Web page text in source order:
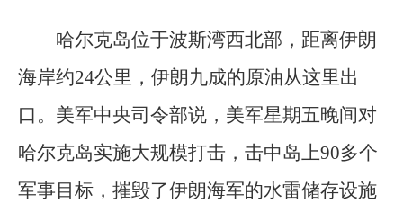
哈尔克岛位于波斯湾西北部，距离伊朗
海岸约24公里，伊朗九成的原油从这里出
口。美军中央司令部说，美军星期五晚间对
哈尔克岛实施大规模打击，击中岛上90多个
军事目标，摧毁了伊朗海军的水雷储存设施